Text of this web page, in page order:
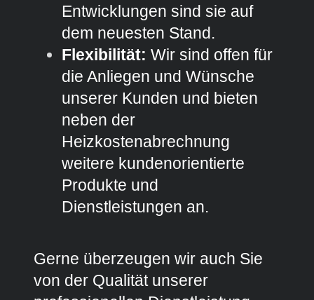
Entwicklungen sind sie auf
dem neuesten Stand.
Flexibilität: Wir sind offen für
die Anliegen und Wünsche
unserer Kunden und bieten
neben der
Heizkostenabrechnung
weitere kundenorientierte
Produkte und
Dienstleistungen an.
Gerne überzeugen wir auch Sie
von der Qualität unserer